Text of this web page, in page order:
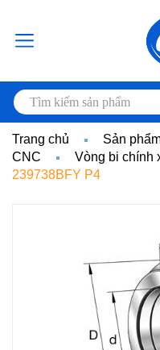
Trang chủ Sản
CNC
Vòng bi chính
239738BFY P4